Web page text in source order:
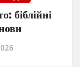
біблійні